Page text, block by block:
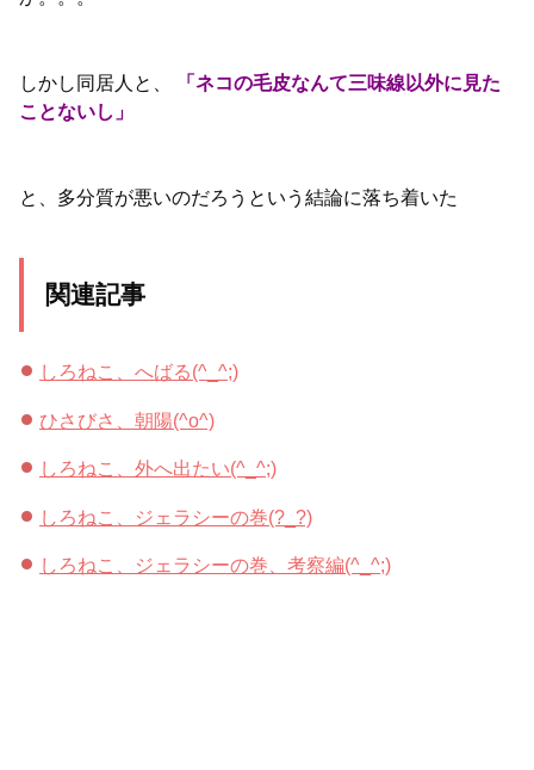
しかし同居人と、
「ネコの毛皮なんて三味線以外に見た
ことないし」
と、多分質が悪いのだろうという結論に落ち着いた
関連記事
しろねこ、へばる(^_^;)
ひさびさ、朝陽(^o^)
しろねこ、外へ出たい(^_^;)
しろねこ、ジェラシーの巻(?_?)
しろねこ、ジェラシーの巻、考察編(^_^;)